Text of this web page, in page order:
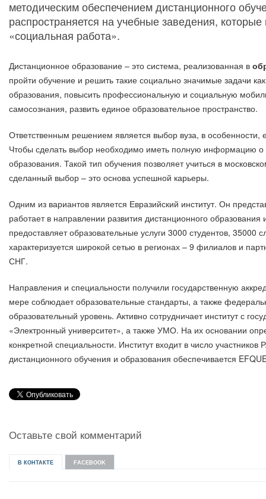
методическим обеспечением дистанционного
распространяется на учебные заведения,
«социальная работа».
Дистанционное образование – это система, реализованная в
пройти обучение и решить такие социально значимые задачи
образования, повысить профессиональную и социальную
самосознания, развить единое образовательное пространство.
Ответственным решением является выбор вуза, в особенности,
Чтобы сделать выбор необходимо иметь полную информацию о
образования. Такой тип обучения позволяет учиться в
сделанный выбор – это основа успешной карьеры.
Одним из вариантов является Евразийский институт. Он
работает в направлении развития дистанционного
предоставляет образовательные услуги 3000 студентов, 35000
характеризуется широкой сетью в регионах – 9 филиалов и
СНГ.
Направления и специальности получили государственную
мере соблюдает образовательные стандарты, а также
образовательный уровень. Активно сотрудничает институт с
«Электронный университет», а также УМО. На их основании
конкретной специальности. Институт входит в число
дистанционного обучения и образования обеспечивается
Оставьте свой комментарий
В КОНТАКТЕ FACEBOOK